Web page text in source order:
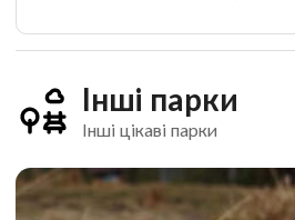
Інші парки
Інші цікаві парки